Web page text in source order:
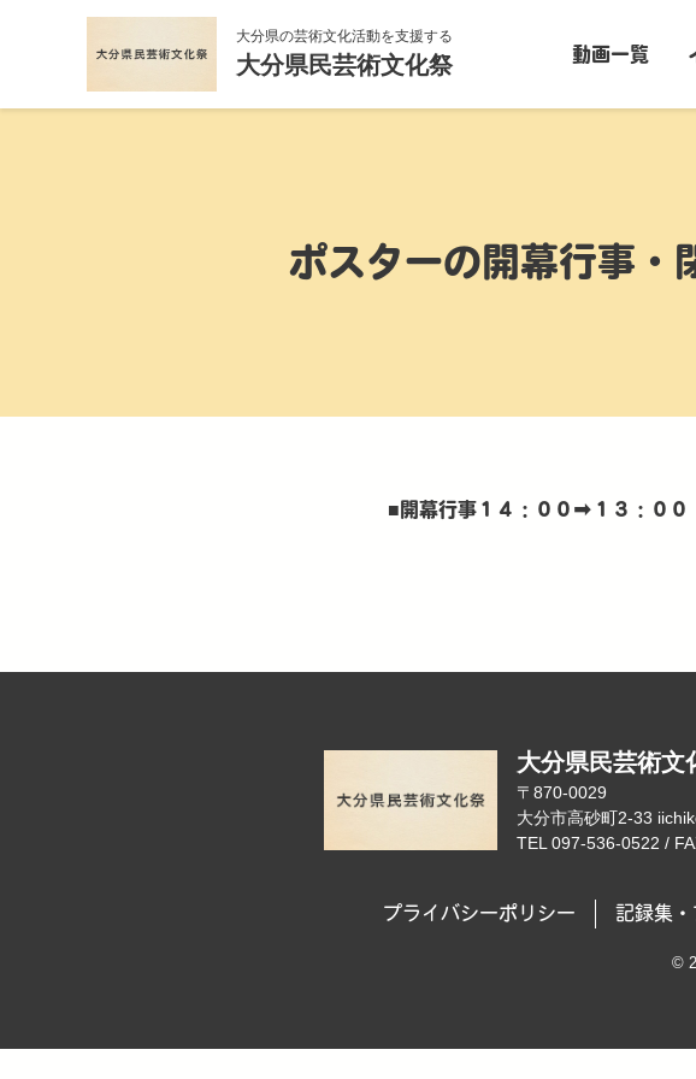
大分県の芸術文化活動を支援する
大分県民芸術文化祭 動画一覧
ポスターの開幕行事・
■ 開幕行事１４：００➡１３：
大分県民芸術文
〒870-0029
大分市高砂町2-33
TEL 097-536-0522 /
プライバシーポリシー 記録集
©